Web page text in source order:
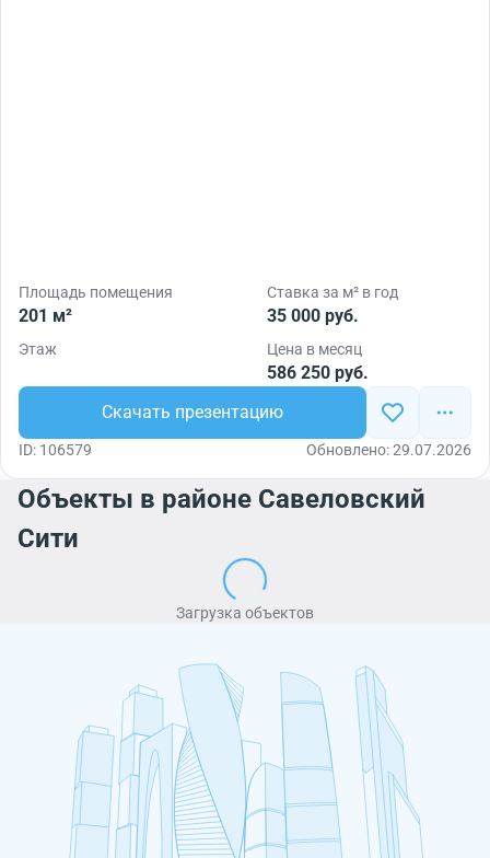
Площадь помещения
201 м²
Ставка за м² в год
35 000 руб.
Этаж Цена в месяц
586 250 руб.
Скачать презентацию
ID: 106579 Обновлено: 29.07.2026
Объекты в районе Савеловский
Сити
Загрузка объектов